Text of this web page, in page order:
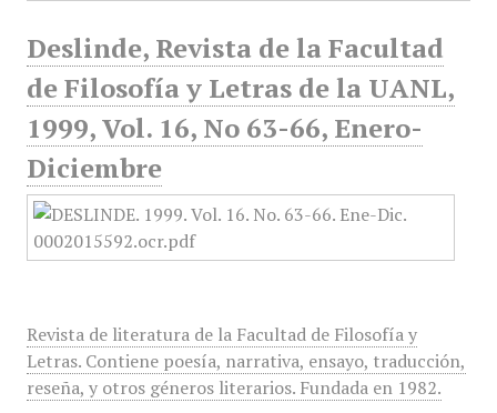
Deslinde, Revista de la Facultad
de Filosofía y Letras de la UANL,
1999, Vol. 16, No 63-66, Enero-
Diciembre
Revista de literatura de la Facultad de Filosofía y
Letras. Contiene poesía, narrativa, ensayo, traducción,
reseña, y otros géneros literarios. Fundada en 1982.